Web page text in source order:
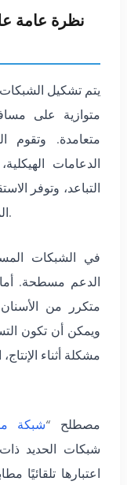
نظرة عامة
يتم تشكيل
متوازية على
متعامدة. وتقوم
الدعامات
التباعد، وتوفر
الموضعية على القضبان الحاملة المجاورة.
في الشبكات
الدعم مسطحة.
متكرر من
ويمكن أن تكون
مشكلة أثناء
مصطلح “شبكة
شبكات الحديد ذات
اعتبارها تلقائيًا